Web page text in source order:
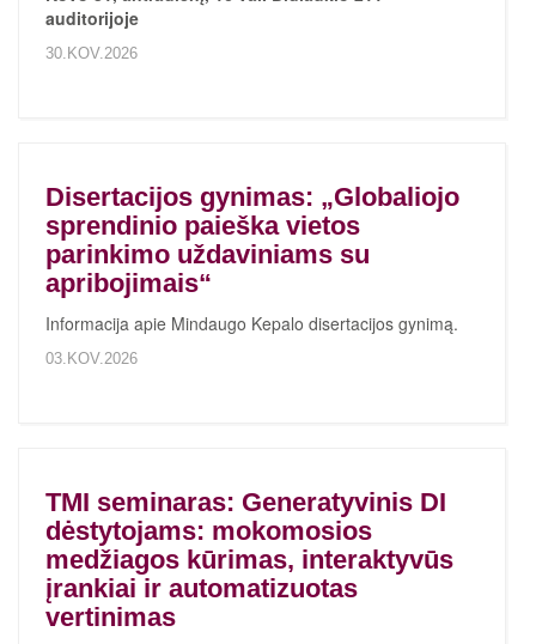
auditorijoje
30.KOV.2026
Disertacijos gynimas: „Globaliojo
sprendinio paieška vietos
parinkimo uždaviniams su
apribojimais“
Informacija apie Mindaugo Kepalo disertacijos gynimą.
03.KOV.2026
TMI seminaras: Generatyvinis DI
dėstytojams: mokomosios
medžiagos kūrimas, interaktyvūs
įrankiai ir automatizuotas
vertinimas